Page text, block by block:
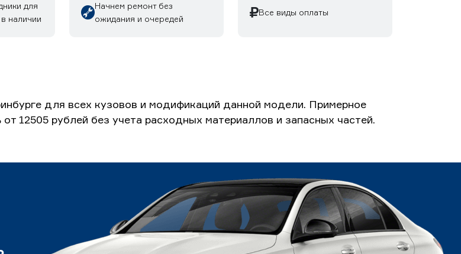
для
наличии
Начнем ремонт без
ожидания и очередей
Все виды оплаты
для всех кузовов и модификаций данной модели. Примерное
12505 рублей без учета расходных материаллов и запасных частей.